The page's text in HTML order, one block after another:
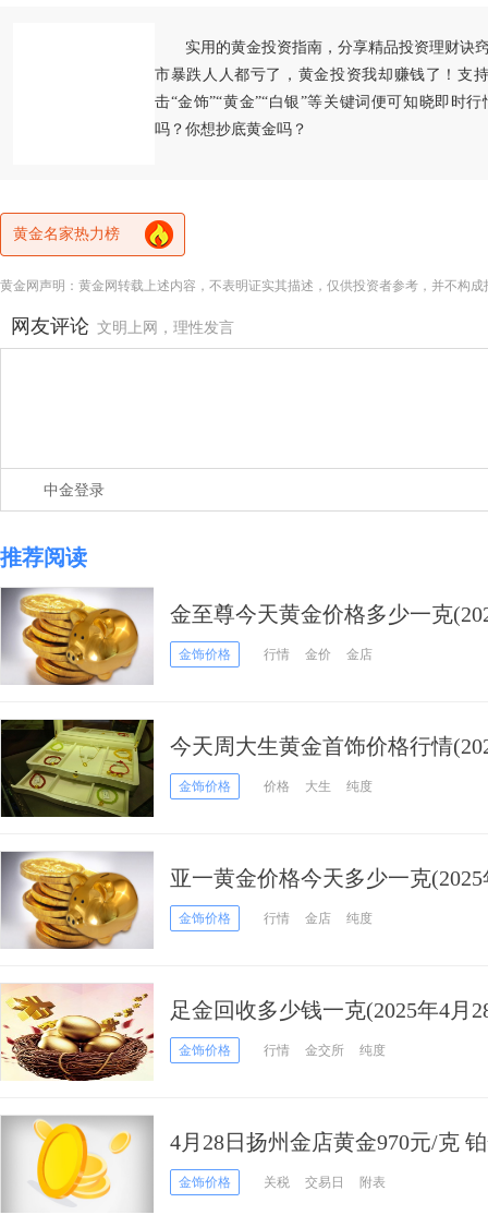
实用的黄金投资指南，分享精品投资理财诀
市暴跌人人都亏了，黄金投资我却赚钱了！支
击“金饰”“黄金”“白银”等关键词便可知晓即时
吗？你想抄底黄金吗？
黄金名家热力榜
黄金网声明：黄金网转载上述内容，不表明证实其描述，仅供投资者参考，并不构
网友评论 文明上网，理性发言
中金登录
推荐阅读
金至尊今天黄金价格多少一克
金饰价格 行情 金价 金店
今天周大生黄金首饰价格行情
金饰价格 价格 大生 纯度
亚一黄金价格今天多少一克(2025
金饰价格 行情 金店 纯度
足金回收多少钱一克(2025年4月
金饰价格 行情 金交所 纯度
4月28日扬州金店黄金970元/克
金饰价格 关税 交易日 附表